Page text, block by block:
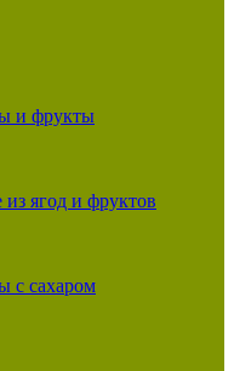
и фрукты
ягод и фруктов
с сахаром